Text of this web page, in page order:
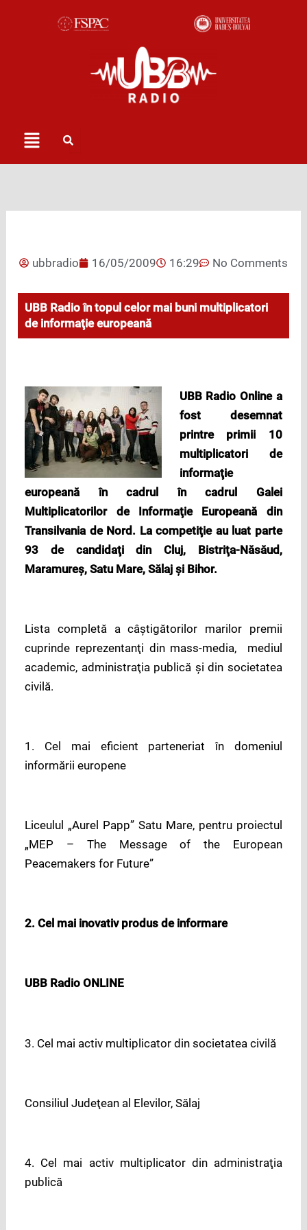
Menu
ubbradio 16/05/2009 16:29 No Comments
UBB Radio în topul celor mai buni multiplicatori
de informaţie europeană
UBB Radio Online a
fost desemnat
printre primii 10
multiplicatori de
informaţie
europeană în cadrulîn cadrul Galei
Multiplicatorilor de Informaţie Europeană din
Transilvania de Nord. La competiţie au luat parte
93 de candidaţi din Cluj, Bistriţa-Năsăud,
Maramureş, Satu Mare, Sălaj şi Bihor.
Lista completă a câştigătorilor marilor premii
cuprinde reprezentanţi din mass-media, mediul
academic, administraţia publică şi din societatea
civilă.
1. Cel mai eficient parteneriat în domeniul
informării europene
Liceulul „Aurel Papp” Satu Mare, pentru proiectul
„MEP – The Message of the European
Peacemakers for Future”
2. Cel mai inovativ produs de informare
UBB Radio ONLINE
3. Cel mai activ multiplicator din societatea civilă
Consiliul Judeţean al Elevilor, Sălaj
4. Cel mai activ multiplicator din administraţia
publică